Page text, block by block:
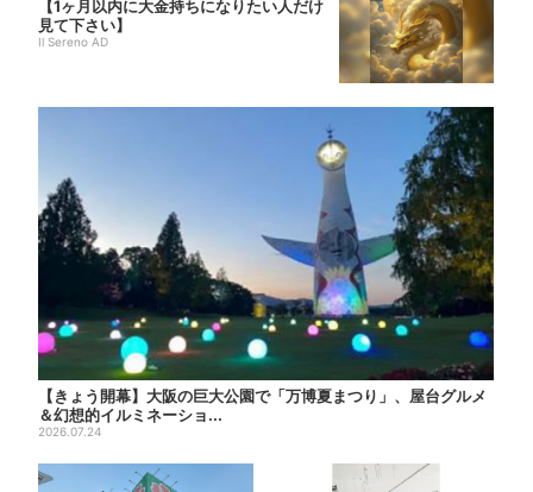
【1ヶ月以内に大金持ちになりたい人だけ
見て下さい】
Il Sereno AD
【きょう開幕】大阪の巨大公園で「万博夏まつり」、屋台グルメ
＆幻想的イルミネーショ...
2026.07.24